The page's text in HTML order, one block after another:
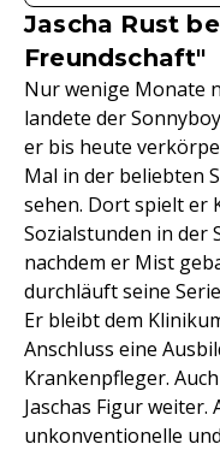
Jascha Rust
Freundschaft"
Nur wenige Monate
landete der
er bis heute
Mal in der beliebten
sehen. Dort spielt er
Sozialstunden in der
nachdem er Mist
durchläuft seine
Er bleibt dem
Anschluss eine
Krankenpfleger.
Jaschas Figur
unkonventionelle